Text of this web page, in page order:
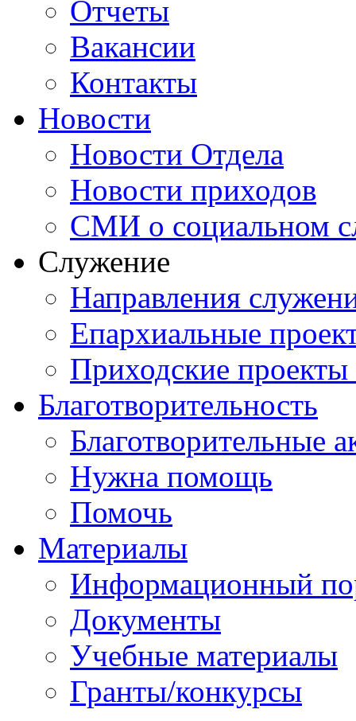
Отчеты
Вакансии
Контакты
Новости
Новости Отдела
Новости приходов
СМИ о социальном
Служение
Направления
Епархиальные
Приходские
Благотворительность
Благотворительные
Нужна помощь
Помочь
Материалы
Информационный
Документы
Учебные материалы
Гранты/конкурсы